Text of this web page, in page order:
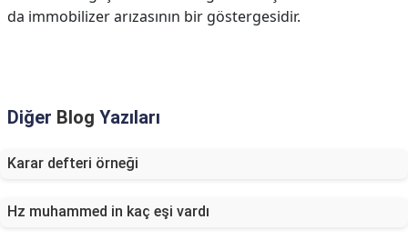
da immobilizer arızasının bir göstergesidir.
Diğer Blog Yazıları
Karar defteri örneği
Hz muhammed in kaç eşi vardı